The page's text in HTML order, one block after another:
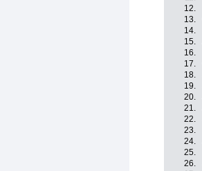
12.
13.
14.
15.
16.
17.
18.
19.
20.
21.
22.
23.
24.
25.
26.